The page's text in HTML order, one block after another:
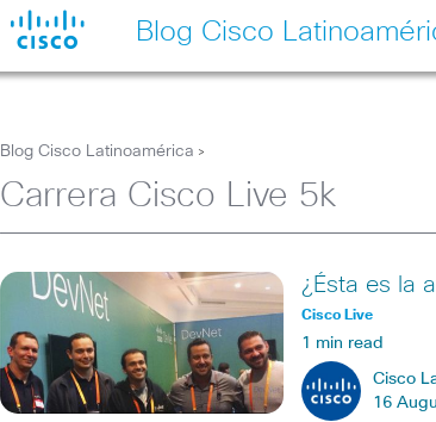
Blog Cisco
Blog Cisco Latinoamérica >
Carrera Cisco Live 5k
¿Ésta es la
Cisco Live
1 min read
Cisco
16